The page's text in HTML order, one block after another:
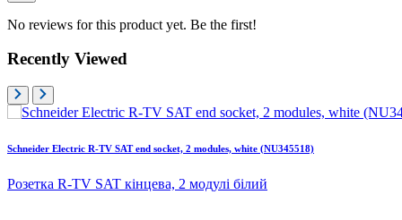
No reviews for this product yet. Be the first!
Recently Viewed
Schneider Electric R-TV SAT end socket, 2 modules, white (NU345518)
Розетка R-TV SAT кінцева, 2 модулі білий